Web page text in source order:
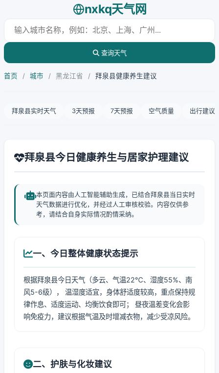
nxkq天气网
查询天气
首页 / 城市 / 黑龙江省 / 拜泉县健康养生建议
拜泉县实时天气 3天预报 7天预报 空气质量 出行建议
拜泉县今日健康养生与居家护理建议
本页面内容由人工智能辅助生成，已结合拜泉县当日实时
天气数据进行优化，并经过人工审核校验。内容仅供参
考，请结合自身实际情况酌情采纳。
一、今日整体健康状态提示
根据拜泉县今日天气（多云、气温22℃、湿度55%、南
风5-6级）， 温湿度适宜，身体舒适度较高，重点保持规
律作息、适度运动、均衡饮食即可； 昼夜温差变化会影
响免疫力，建议根据气温及时增减衣物，减少受凉风险。
二、护肤与化妆建议